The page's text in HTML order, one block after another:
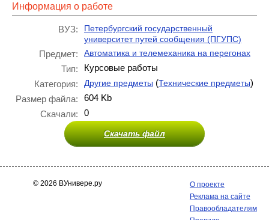
Информация о работе
ВУЗ:
Петербургский государственный
университет путей сообщения (ПГУПС)
Предмет: Автоматика и телемеханика на перегонах
Тип:
Курсовые работы
Категория:
Другие предметы (Технические предметы)
Размер файла:
604 Kb
Скачали:
0
Скачать файл
© 2026 ВУнивере.ру
О проекте
Реклама на сайте
Правообладателям